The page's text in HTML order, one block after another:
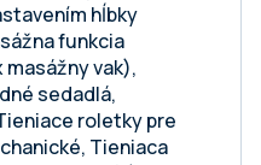
hĺbky
funkcia
vak),
sedadlá,
roletky pre
Tieniaca